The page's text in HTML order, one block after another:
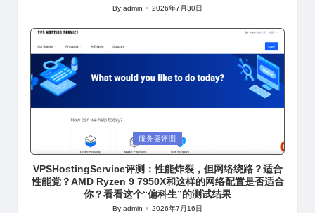
Posted
Byadmin 2026年7月30日
in
服务器评测
VPSHostingService评测：性能炸裂，但网络绕路？适合
性能党？AMD Ryzen 9 7950X和这样的网络配置是否适合
你？看看这个“偏科生”的测试结果
Byadmin 2026年7月16日